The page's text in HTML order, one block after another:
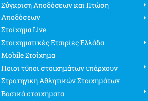
Σύγκριση Αποδόσεων και Πτώση
Αποδόσεων
Στοίχημα Live
Στοιχηματικές Εταιρίες Ελλάδα
Mobile Στοίχημα
Ποιοι τύποι στοιχημάτων υπάρχουν
Στρατηγική Αθλητικών Στοιχημάτων
Βασικά στοιχήματα